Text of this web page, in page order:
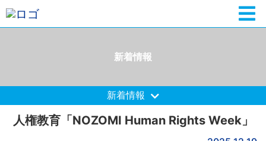
新着情報
新着情報
人権教育「NOZOMI Human Rights Week」